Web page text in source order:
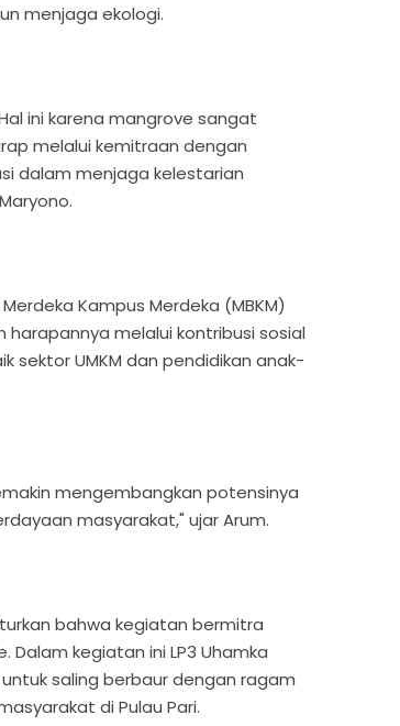
menjaga ekologi.
ini karena mangrove sangat
melalui kemitraan dengan
dalam menjaga kelestarian
Kampus Merdeka (MBKM)
harapannya melalui kontribusi sosial
sektor UMKM dan pendidikan anak-
mengembangkan potensinya
masyarakat," ujar Arum.
bahwa kegiatan bermitra
Dalam kegiatan ini LP3 Uhamka
saling berbaur dengan ragam
di Pulau Pari.